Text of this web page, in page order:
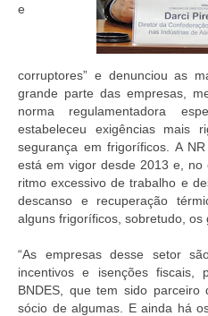
e
corruptores” e denunciou as
grande parte das empresas,
norma regulamentadora
estabeleceu exigências mais
segurança em frigoríficos. A
está em vigor desde 2013 e, no
ritmo excessivo de trabalho e
descanso e recuperação
alguns frigoríficos, sobretudo, os
“As empresas desse setor
incentivos e isenções fiscais,
BNDES, que tem sido parceiro
sócio de algumas. E ainda há